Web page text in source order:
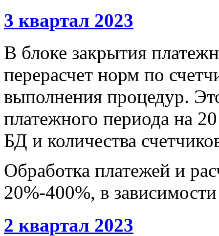
3 квартал 2023
В блоке закрытия
перерасчет норм по
выполнения процедур.
платежного периода на
БД и количества
Обработка платежей и
20%-400%, в зависимости
2 квартал 2023